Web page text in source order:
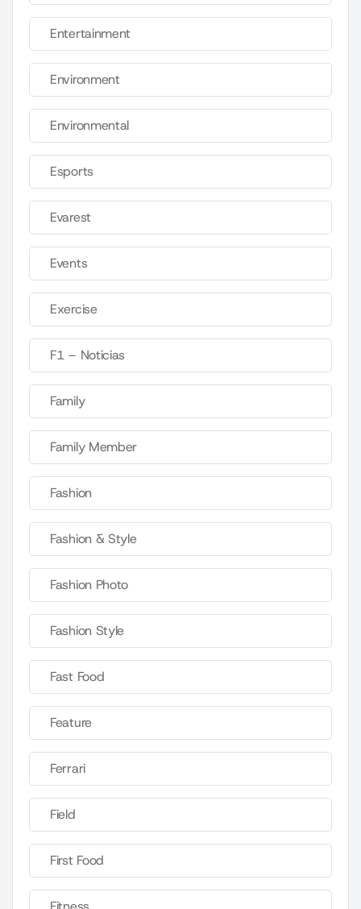
Entertainment
Environment
Environmental
Esports
Evarest
Events
Exercise
F1 – Noticias
Family
Family Member
Fashion
Fashion & Style
Fashion Photo
Fashion Style
Fast Food
Feature
Ferrari
Field
First Food